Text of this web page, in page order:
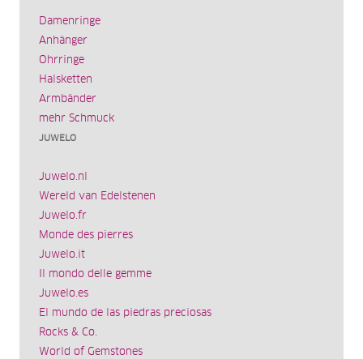
Damenringe
Anhänger
Ohrringe
Halsketten
Armbänder
mehr Schmuck
JUWELO
Juwelo.nl
Wereld van Edelstenen
Juwelo.fr
Monde des pierres
Juwelo.it
Il mondo delle gemme
Juwelo.es
El mundo de las piedras preciosas
Rocks & Co.
World of Gemstones